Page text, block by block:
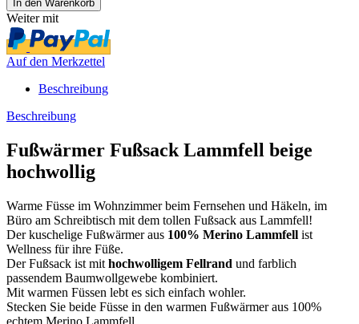
Weiter mit
Auf den Merkzettel
Beschreibung
Beschreibung
Fußwärmer Fußsack Lammfell beige
hochwollig
Warme Füsse im Wohnzimmer beim Fernsehen und Häkeln, im
Büro am Schreibtisch mit dem tollen Fußsack aus Lammfell!
Der kuschelige Fußwärmer aus 100% Merino Lammfell ist
Wellness für ihre Füße.
Der Fußsack ist mit hochwolligem Fellrand und farblich
passendem Baumwollgewebe kombiniert.
Mit warmen Füssen lebt es sich einfach wohler.
Stecken Sie beide Füsse in den warmen Fußwärmer aus 100%
echtem Merino Lammfell.